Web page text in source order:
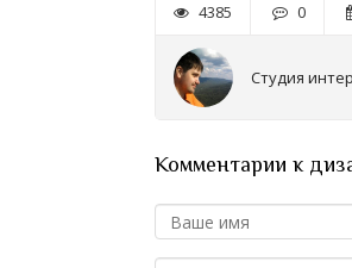
4385 0
Студия
Комментарии к